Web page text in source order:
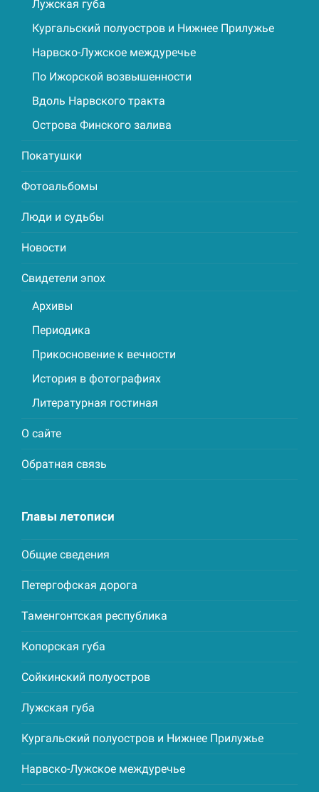
Лужская губа
Кургальский полуостров и Нижнее Прилужье
Нарвско-Лужское междуречье
По Ижорской возвышенности
Вдоль Нарвского тракта
Острова Финского залива
Покатушки
Фотоальбомы
Люди и судьбы
Новости
Свидетели эпох
Архивы
Периодика
Прикосновение к вечности
История в фотографиях
Литературная гостиная
О сайте
Обратная связь
Главы летописи
Общие сведения
Петергофская дорога
Таменгонтская республика
Копорская губа
Сойкинский полуостров
Лужская губа
Кургальский полуостров и Нижнее Прилужье
Нарвско-Лужское междуречье